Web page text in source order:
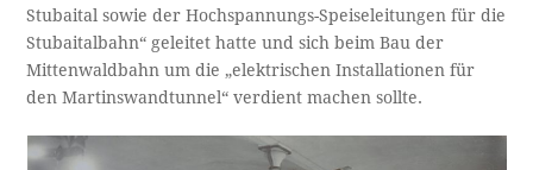
Stubaital sowie der Hochspannungs-Speiseleitungen für die
Stubaitalbahn“ geleitet hatte und sich beim Bau der
Mittenwaldbahn um die „elektrischen Installationen für
den Martinswandtunnel“ verdient machen sollte.